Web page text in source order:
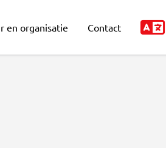
en organisatie Contact